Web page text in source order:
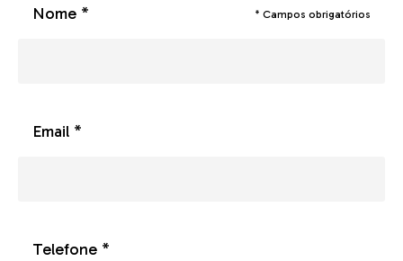
Nome * * Campos obrigatórios
Email *
Telefone *